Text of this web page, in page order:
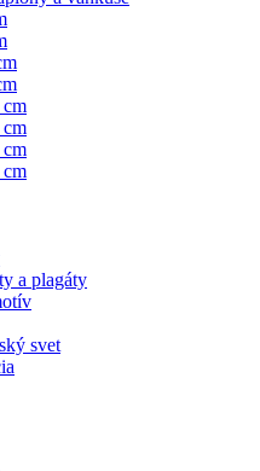
cm
cm
cm
cm
a plagáty
svet